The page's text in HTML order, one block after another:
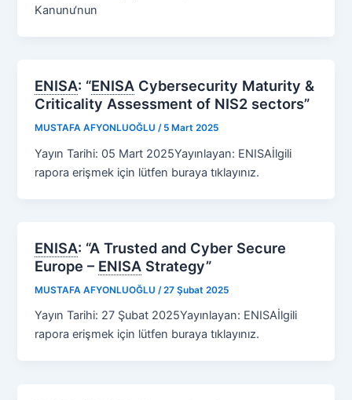
Kanunu‘nun
ENISA: “ENISA Cybersecurity Maturity &
Criticality Assessment of NIS2 sectors”
MUSTAFA AFYONLUOĞLU/ 5 Mart 2025
Yayın Tarihi: 05 Mart 2025Yayınlayan: ENISAİlgili
rapora erişmek için lütfen buraya tıklayınız.
ENISA: “ A Trusted and Cyber Secure
Europe – ENISA Strategy”
MUSTAFA AFYONLUOĞLU /27 Şubat 2025
Yayın Tarihi: 27 Şubat 2025Yayınlayan: ENISAİlgili
rapora erişmek için lütfen buraya tıklayınız.